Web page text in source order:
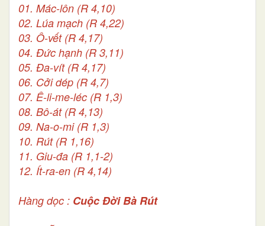
01. Mác-lôn (R 4,10)
02. Lúa mạch (R 4,22)
03. Ô-vết (R 4,17)
04. Đức hạnh (R 3,11)
05. Đa-vít (R 4,17)
06. Cởi dép (R 4,7)
07. Ê-li-me-léc (R 1,3)
08. Bô-át (R 4,13)
09. Na-o-mi (R 1,3)
10. Rút (R 1,16)
11. Giu-đa (R 1,1-2)
12. Ít-ra-en (R 4,14)
Hàng dọc : Cuộc Đời Bà Rút